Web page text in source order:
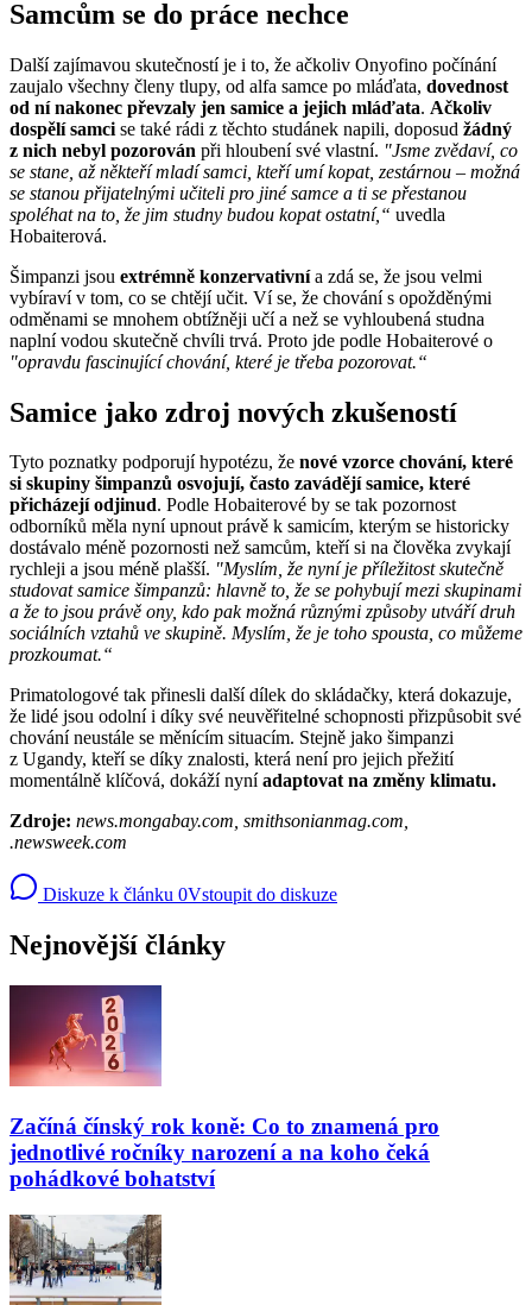
Samcům se do práce nechce
Další zajímavou skutečností je i to, že ačkoliv Onyofino počínání
zaujalo všechny členy tlupy, od alfa samce po mláďata, dovednost
od ní nakonec převzaly jen samice a jejich mláďata. Ačkoliv
dospělí samci se také rádi z těchto studánek napili, doposud žádný
z nich nebyl pozorován při hloubení své vlastní. "Jsme zvědaví, co
se stane, až někteří mladí samci, kteří umí kopat, zestárnou – možná
se stanou přijatelnými učiteli pro jiné samce a ti se přestanou
spoléhat na to, že jim studny budou kopat ostatní,“ uvedla
Hobaiterová.
Šimpanzi jsou extrémně konzervativnía zdá se, že jsou velmi
vybíraví v tom, co se chtějí učit. Ví se, že chování s opožděnými
odměnami se mnohem obtížněji učí a než se vyhloubená studna
naplní vodou skutečně chvíli trvá. Proto jde podle Hobaiterové o
"opravdu fascinující chování, které je třeba pozorovat.“
Samice jako zdroj nových zkušeností
Tyto poznatky podporují hypotézu, že nové vzorce chování, které
si skupiny šimpanzů osvojují, často zavádějí samice, které
přicházejí odjinud. Podle Hobaiterové by se tak pozornost
odborníků měla nyní upnout právě k samicím, kterým se historicky
dostávalo méně pozornosti než samcům, kteří si na člověka zvykají
rychleji a jsou méně plašší. "Myslím, že nyní je příležitost skutečně
studovat samice šimpanzů: hlavně to, že se pohybují mezi skupinami
a že to jsou právě ony, kdo pak možná různými způsoby utváří druh
sociálních vztahů ve skupině. Myslím, že je toho spousta, co můžeme
prozkoumat.“
Primatologové tak přinesli další dílek do skládačky, která dokazuje,
že lidé jsou odolní i díky své neuvěřitelné schopnosti přizpůsobit své
chování neustále se měnícím situacím. Stejně jako šimpanzi
z Ugandy, kteří se díky znalosti, která není pro jejich přežití
momentálně klíčová, dokáží nyní adaptovat na změny klimatu.
Zdroje: news.mongabay.com, smithsonianmag.com,
.newsweek.com
Diskuze k článku 0Vstoupit do diskuze
Nejnovější články
Začíná čínský rok koně: Co to znamená pro
jednotlivé ročníky narození a na koho čeká
pohádkové bohatství